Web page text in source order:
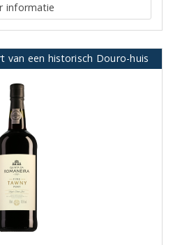
informatie
van een historisch Douro-huis